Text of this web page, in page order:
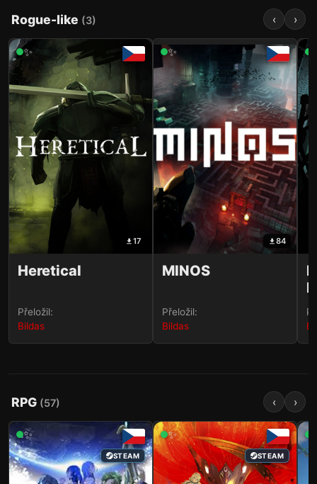
Rogue-like (3) ‹ ›
✨
17
Heretical
Přeložil:
Bildas
✨
84
MINOS
Přeložil:
Bildas
RPG (57) ‹ ›
✨
STEAM
✨
STEAM